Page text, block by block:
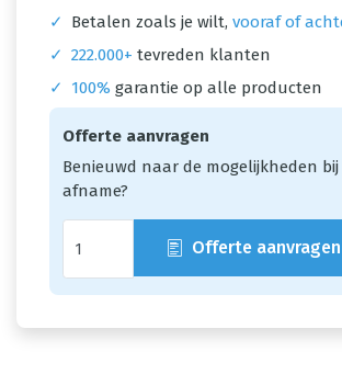
✓
Betalen zoals je wilt, vooraf of
✓ 222.000+ tevreden klanten
✓
100% garantie op alle producten
Offerte aanvragen
Benieuwd naar de mogelijkheden bij
afname?
Offerte aanvragen